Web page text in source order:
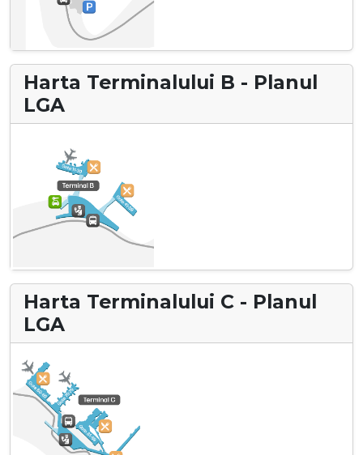
Harta Terminalului B - Planul
LGA
Harta Terminalului C - Planul
LGA